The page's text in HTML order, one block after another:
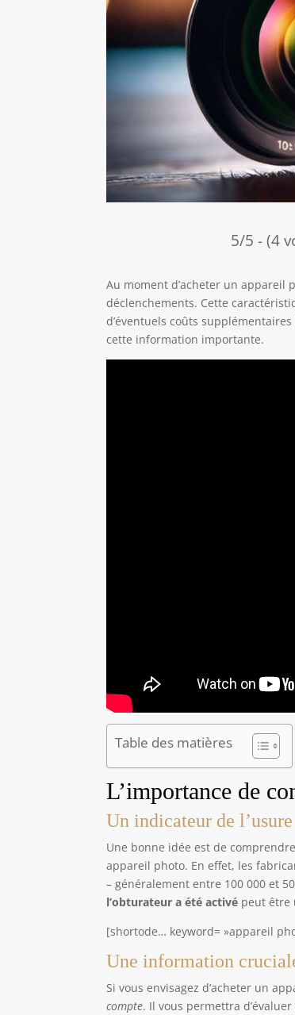
5/5 - (4
Au moment d’acheter un appareil
déclenchements. Cette
d’éventuels coûts
cette information importante.
Table des matières
L’importance de
Un indicateur de
Une bonne idée est de
appareil photo. En effet, les
– généralement entre 100 000 et
l’obturateur a été activé peut être
[shortode… keyword= »appareil
Une information
Si vous envisagez d’acheter un
compte. Il vous permettra